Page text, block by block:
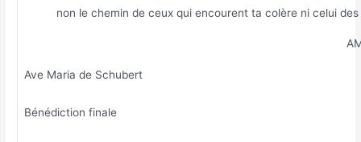
non le chemin de ceux qui encourent ta colère ni celui
Ave Maria de Schubert
Bénédiction finale